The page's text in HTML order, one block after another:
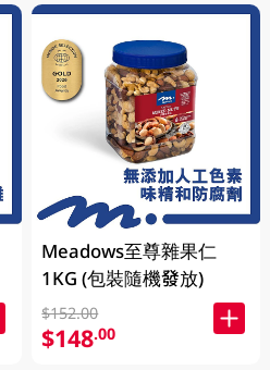
Meadows至尊雜果仁
1KG (包裝隨機發放)
$152.00
$148.00